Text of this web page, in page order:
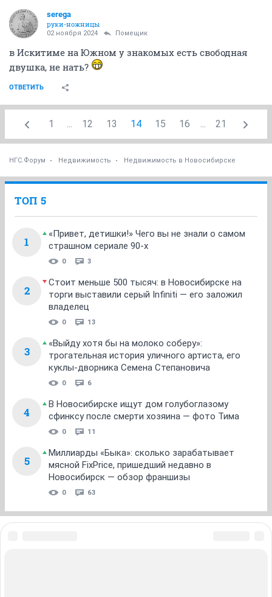
serega
руки-ножницы
02 ноября 2024 Помещик
в Искитиме на Южном у знакомых есть свободная
двушка, не нать?
ОТВЕТИТЬ
1 ... 12 13 14 15 16 ... 21
НГС.Форум Недвижимость Недвижимость в Новосибирске
ТОП 5
1
«Привет, детишки!» Чего вы не знали о самом
страшном сериале 90-х
0 3
2
Стоит меньше 500 тысяч: в Новосибирске на
торги выставили серый Infiniti — его заложил
владелец
0 13
3
«Выйду хотя бы на молоко соберу»:
трогательная история уличного артиста, его
куклы-дворника Семена Степановича
0 6
4
В Новосибирске ищут дом голубоглазому
сфинксу после смерти хозяина — фото Тима
0 11
5
Миллиарды «Быка»: сколько зарабатывает
мясной FixPrice, пришедший недавно в
Новосибирск — обзор франшизы
0 63